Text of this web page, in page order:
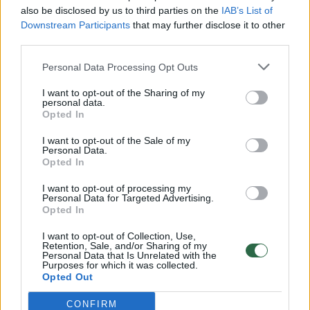
also be disclosed by us to third parties on the IAB’s List of
Downstream Participants that may further disclose it to other
Personal Data Processing Opt Outs
I want to opt-out of the Sharing of my
personal data.
Opted In
I want to opt-out of the Sale of my
Personal Data.
Opted In
I want to opt-out of processing my
Personal Data for Targeted Advertising.
Opted In
I want to opt-out of Collection, Use,
Retention, Sale, and/or Sharing of my
Personal Data that Is Unrelated with the
Purposes for which it was collected.
Opted Out
CONFIRM
Žinios | Lietuvos diena
00:00:57
Savaitės vidurys nusimato karštas: temperatūra kils iki
32 laipsnių šilumos
Žinios | Orai
00:15:54
V. Zalužno pasisakymą laiko bandymu įsitvirtinti
Laidos | Nauja diena
Sinoptikai atsakė, kokiais orais užbaigsime darbo
savaitę: karščiai atsitrauks
Žinios | Orai